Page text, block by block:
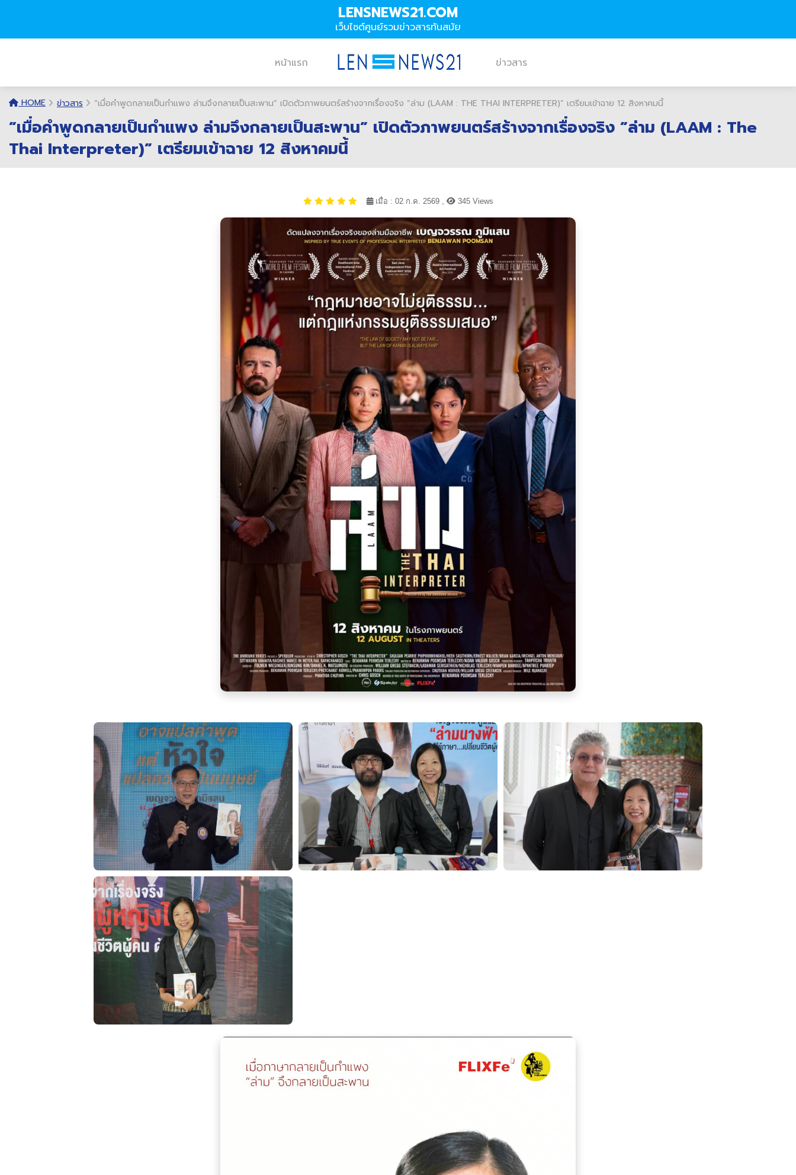
LENSNEWS21.COM
เว็บไซต์ศูนย์รวมข่าวสารทันสมัย
หน้าแรก ข่าวสาร
HOME ข่าวสาร ”เมื่อคำพูดกลายเป็นกำแพง ล่ามจึงกลายเป็นสะพาน” เปิดตัวภาพยนตร์สร้างจากเรื่องจริง ”ล่าม (LAAM : THE THAI INTERPRETER)” เตรียมเข้าฉาย 12 สิงหาคมนี้
”เมื่อคำพูดกลายเป็นกำแพง ล่ามจึงกลายเป็นสะพาน” เปิดตัวภาพยนตร์สร้างจากเรื่องจริง ”ล่าม (LAAM : The
Thai Interpreter)” เตรียมเข้าฉาย 12 สิงหาคมนี้
เมื่อ : 02 ก.ค. 2569 , 345 Views